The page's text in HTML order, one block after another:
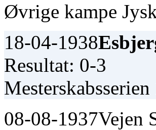
Øvrige kampe
18-04-1938
Resultat: 0-3
08-08-1937Vejen